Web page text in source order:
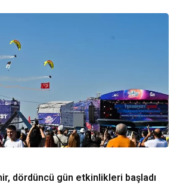
dördüncü gün etkinlikleri başladı